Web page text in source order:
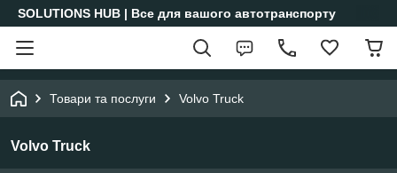
SOLUTIONS HUB | Все для вашого автотранспорту
Товари та послуги Volvo Truck
Volvo Truck